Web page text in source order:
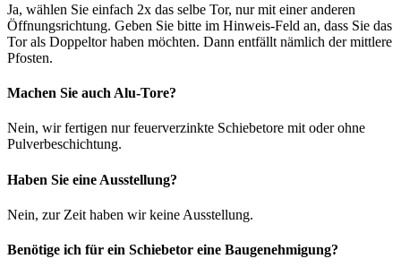
Ja, wählen Sie einfach 2x das selbe Tor, nur mit einer anderen
Öffnungsrichtung. Geben Sie bitte im Hinweis-Feld an, dass Sie das
Tor als Doppeltor haben möchten. Dann entfällt nämlich der mittlere
Pfosten.
Machen Sie auch Alu-Tore?
Nein, wir fertigen nur feuerverzinkte Schiebetore mit oder ohne
Pulverbeschichtung.
Haben Sie eine Ausstellung?
Nein, zur Zeit haben wir keine Ausstellung.
Benötige ich für ein Schiebetor eine Baugenehmigung?